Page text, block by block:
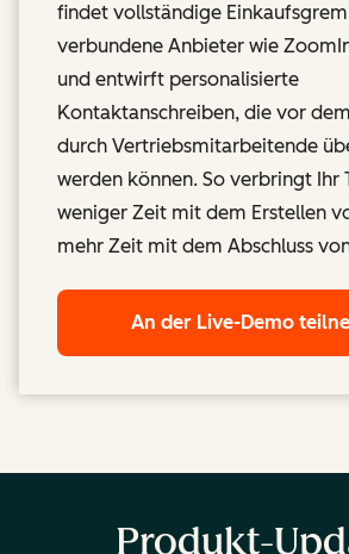
findet vollständige
verbundene Anbieter wie
und entwirft personalisierte
Kontaktanschreiben, die vor
durch Vertriebsmitarbeitende
werden können. So verbringt Ihr
weniger Zeit mit dem Erstellen
mehr Zeit mit dem Abschluss
An der Live-Demo
Produkt-